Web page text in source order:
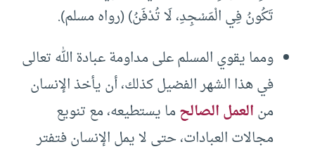
تَكُونُ فِي الْمَسْجِدِ، لَا تُدْفَنُ) (رواه مسلم).
ومما يقوي المسلم على مداومة عبادة الله تعالى
في هذا الشهر الفضيل كذلك، أن يأخذ الإنسان
منالعمل الصالحما يستطيعه، مع تنويع
مجالات العبادات، حتى لا يمل الإنسان فتفتر